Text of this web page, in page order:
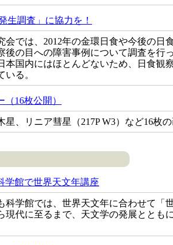
生調査」に協力を！
会では、2012年の金環日食や今後の日
後の目への障害事例について調査を行
本国内にはほとんどないため、日食観
いる。
16枚公開）
星、リニア彗星（217P W3）など16枚
学館で世界天文年講座
科学館では、世界天文年に合わせて「
現代に至るまで、天文学の発展ととも